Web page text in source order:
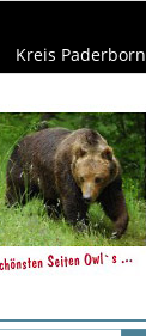
Kreis Paderborn